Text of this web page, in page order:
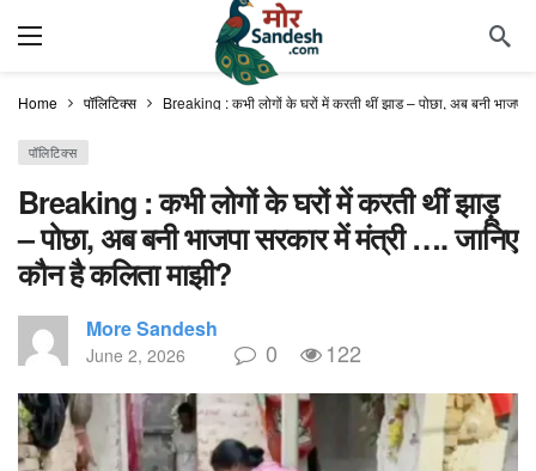
Home पॉलिटिक्स Breaking : कभी लोगों के घरों में करती थीं झाड़ू – पोछा, अब बनी भाजपा
पॉलिटिक्स
Breaking : कभी लोगों के घरों में करती थीं झाड़ू
– पोछा, अब बनी भाजपा सरकार में मंत्री …. जानिए
कौन है कलिता माझी?
More Sandesh
June 2, 2026 0 122